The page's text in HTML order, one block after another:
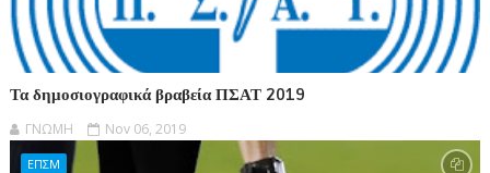
Τα δημοσιογραφικά βραβεία ΠΣΑΤ 2019
ΓΝΩΜΗ Nov 06, 2019
ΕΠΣΜ